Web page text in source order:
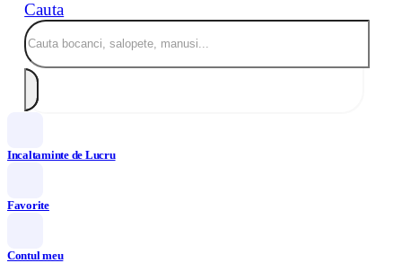
Cauta
Incaltaminte de Lucru
Favorite
Contul meu